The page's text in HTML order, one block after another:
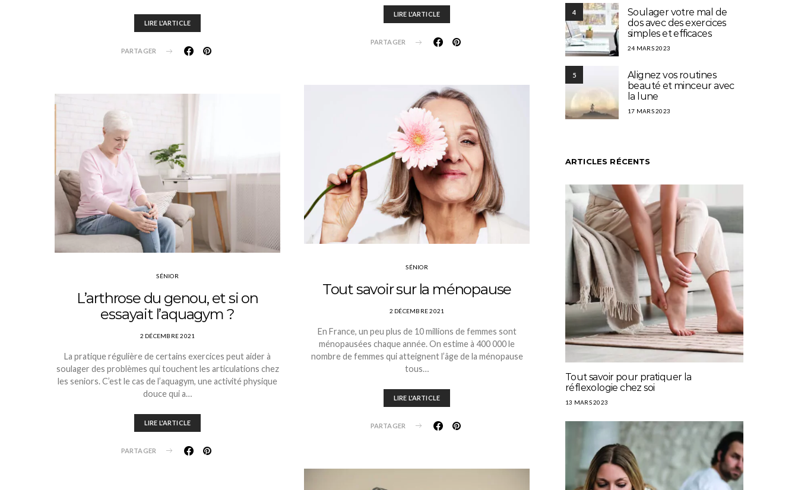
LIRE L'ARTICLE
PARTAGER
SÉNIOR
L’arthrose du genou, et si on
essayait l’aquagym ?
2 DÉCEMBRE 2021
La pratique régulière de certains exercices peut aider à
soulager des problèmes qui touchent les articulations chez
les seniors. C’est le cas de l’aquagym, une activité physique
douce qui a…
LIRE L'ARTICLE
PARTAGER
LIRE L'ARTICLE
PARTAGER
SÉNIOR
Tout savoir sur la ménopause
2 DÉCEMBRE 2021
En France, un peu plus de 10 millions de femmes sont
ménopausées chaque année. On estime à 400 000 le
nombre de femmes qui atteignent l’âge de la ménopause
tous…
LIRE L'ARTICLE
PARTAGER
4
Soulager votre mal de
dos avec des exercices
simples et efficaces
24 MARS 2023
5
Alignez vos routines
beauté et minceur avec
la lune
17 MARS 2023
ARTICLES RÉCENTS
Tout savoir pour pratiquer la
réflexologie chez soi
13 MARS 2023